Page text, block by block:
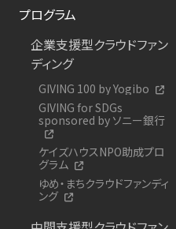
プログラム
企業支援型クラウドファン
ディング
GIVING 100 by Yogibo
GIVING for SDGs
sponsored by ソニー銀行
ケイズハウスNPO助成プロ
グラム
ゆめ・まちクラウドファンディ
ング